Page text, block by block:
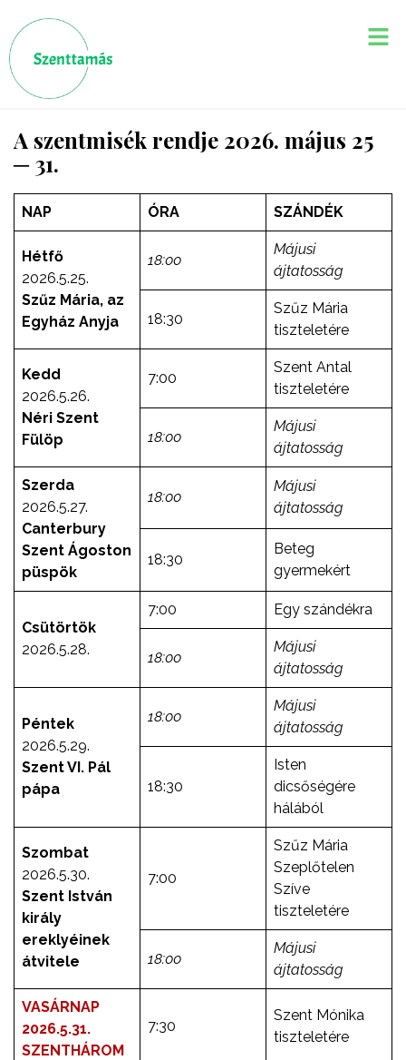
A szentmisék rendje 2026. május 25
─ 31.
NAP ÓRA SZÁNDÉK
Hétfő
2026.5.25.
Szűz Mária, az
Egyház Anyja
18:00
Májusi
ájtatosság
18:30
Szűz Mária
tiszteletére
Kedd
2026.5.26.
Néri Szent
Fülöp
7:00
Szent Antal
tiszteletére
18:00
Májusi
ájtatosság
Szerda
2026.5.27.
Canterbury
Szent Ágoston
püspök
18:00
Májusi
ájtatosság
18:30
Beteg
gyermekért
Csütörtök
2026.5.28.
7:00 Egy szándékra
18:00
Májusi
ájtatosság
Péntek
2026.5.29.
Szent VI. Pál
pápa
18:00
Májusi
ájtatosság
18:30
Isten
dicsőségére
hálából
Szombat
2026.5.30.
Szent István
király
ereklyéinek
átvitele
7:00
Szűz Mária
Szeplőtelen
Szíve
tiszteletére
18:00
Májusi
ájtatosság
VASÁRNAP
2026.5.31.
SZENTHÁROM
7:30
Szent Mónika
tiszteletére